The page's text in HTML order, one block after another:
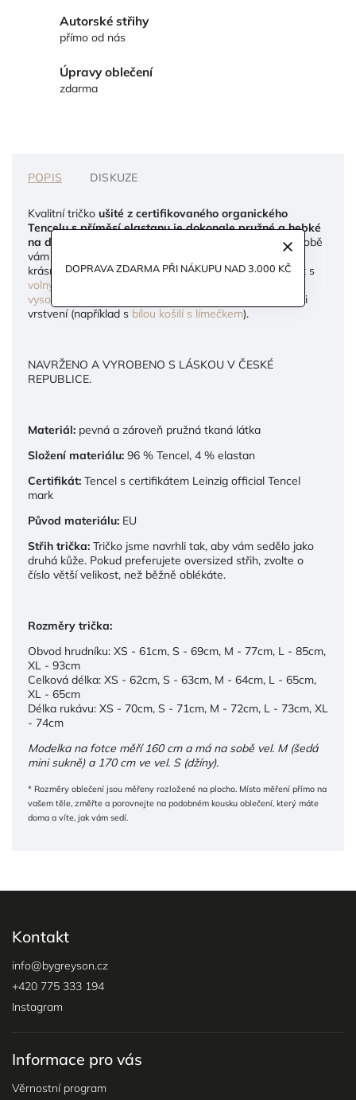
DOPRAVA ZDARMA PŘI NÁKUPU NAD 3.000 KČ
Autorské střihy
přímo od nás
Úpravy oblečení
zdarma
POPIS DISKUZE
Kvalitní tričko ušité z certifikovaného organického
Tencelu s příměsí elastanu je dokonale pružné a hebké
na dotek
. Díky vlastnostem materiálů použitých při výrobě
vám bude
sedět na postavě jako vaše druhá kůže , a
krásně tím zvýrazní vaši siluetu. Výborně bude vypadat s
volnými kalhotami s puky
vysokým pasem
. Uplatnění pro něj najdete také v rámci
vrstvení (například s bílou košilí s límečkem).
NAVRŽENO A VYROBENO S LÁSKOU V ČESKÉ
REPUBLICE.
Materiál: pevná a zároveň pružná tkaná látka
Složení materiálu: 96 % Tencel, 4 % elastan
Certifikát: Tencel s certifikátem Leinzig official Tencel
mark
Původ materiálu: EU
Střih trička: Tričko jsme navrhli tak, aby vám sedělo jako
druhá kůže. Pokud preferujete oversized střih, zvolte o
číslo větší velikost, než běžně oblékáte.
Rozměry trička:
Obvod hrudníku: XS - 61cm, S - 69cm, M - 77cm, L - 85cm,
XL - 93cm
Celková délka: XS - 62cm, S - 63cm, M - 64cm, L - 65cm,
XL - 65cm
Délka rukávu: XS - 70cm, S - 71cm, M - 72cm, L - 73cm, XL
- 74cm
Modelka na fotce měří 160 cm a má na sobě vel. M (šedá
mini sukně) a 170 cm ve vel. S (džíny).
* Rozměry oblečení jsou měřeny rozložené na plocho. Místo měření přímo na
vašem těle, změřte a porovnejte na podobném kousku oblečení, který máte
doma a víte, jak vám sedí.
Kontakt
info@bygreyson.cz
+420 775 333 194
Instagram
Informace pro vás
Věrnostní program